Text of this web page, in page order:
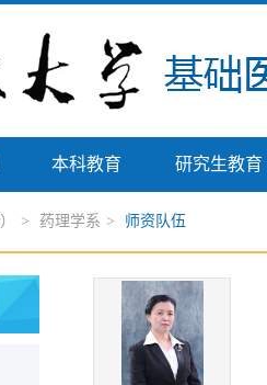
本科教育 研究生教育
> 药理学系 > 师资队伍